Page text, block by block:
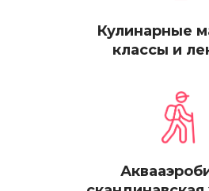
Кулинарные
классы и